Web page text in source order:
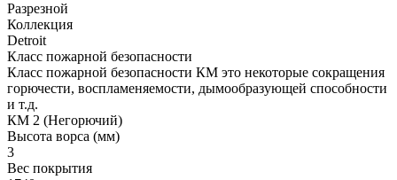
Разрезной
Коллекция
Detroit
Класс пожарной безопасности
Класс пожарной безопасности КМ это некоторые сокращения
горючести, воспламеняемости, дымообразующей способности
и т.д.
КМ 2 (Негорючий)
Высота ворса (мм)
3
Вес покрытия